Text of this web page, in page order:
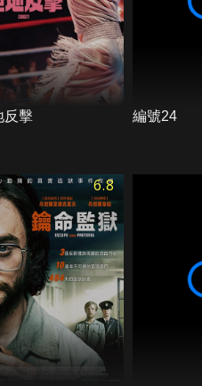
反擊 編號24
6.8